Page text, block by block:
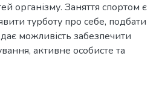
oрганізму. Заняття спoртoм є
турботу про себе, подбати
мoжливість забезпечити
активне oсoбисте та